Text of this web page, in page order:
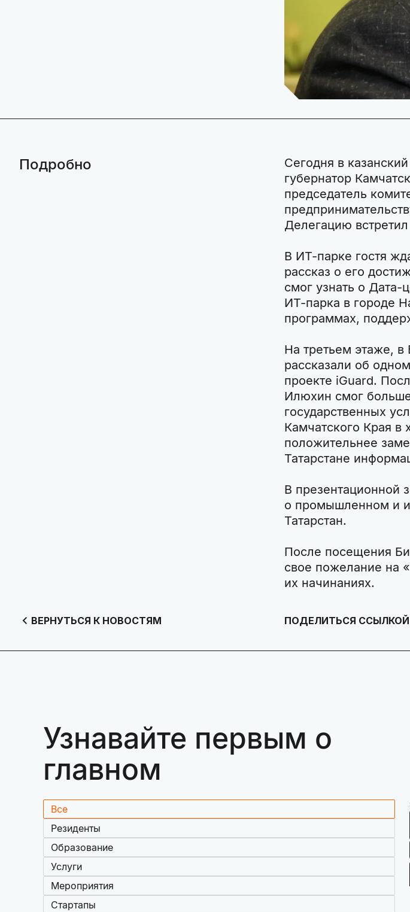
Подробно
Сегодня в
губернатор
председатель
Делегацию
В ИТ-парке гостя
рассказ о его
смог узнать о Дата-
ИТ-парка в городе
программах,
На третьем этаже, в
рассказали об
проекте iGuard.
Илюхин смог
государственных
Камчатского Края в
положительнее
Татарстане
В презентационной
о промышленном и
Татарстан.
После посещения
свое пожелание на
их начинаниях.
ВЕРНУТЬСЯ К НОВОСТЯМ ПОДЕЛИТЬСЯ ССЫЛКОЙ
Узнавайте первым о
главном
Все
Резиденты
Образование
Услуги
Мероприятия
Стартапы